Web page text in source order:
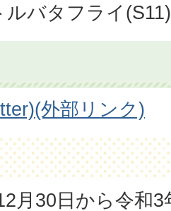
ルバタフライ
外部リンク)
月30日から令和3